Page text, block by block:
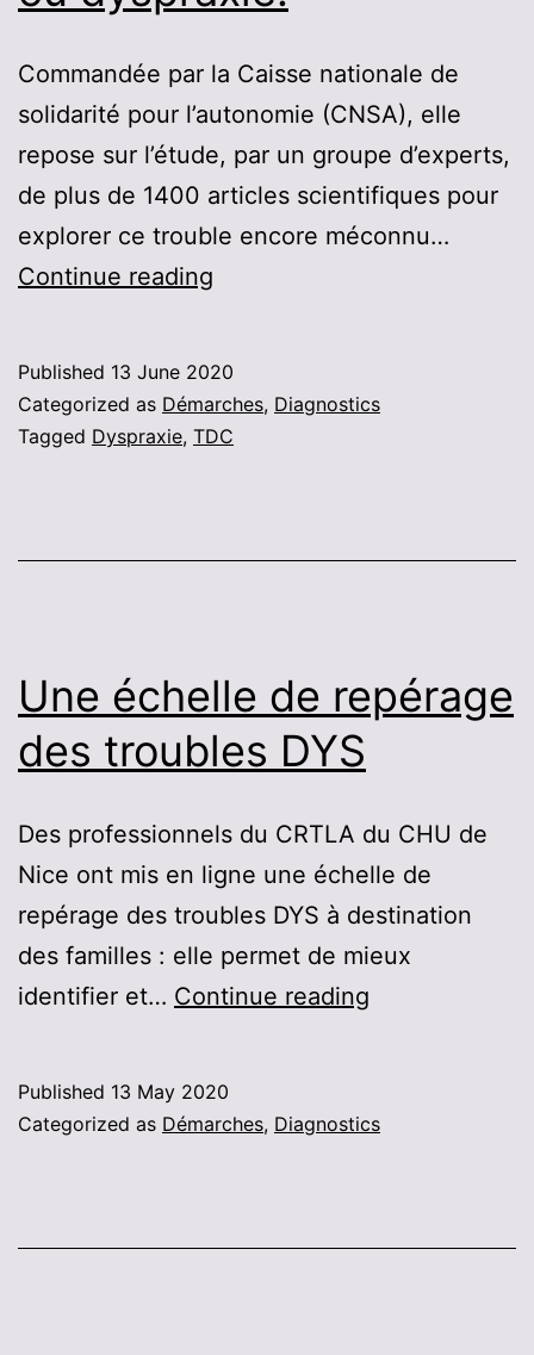
Commandée par la Caisse nationale de
solidarité pour l’autonomie (CNSA), elle
repose sur l’étude, par un groupe d’experts,
de plus de 1400 articles scientifiques pour
explorer ce trouble encore méconnu…
Continue reading
nouvelle
expertise
le
de
la
coordination
ou dyspraxie.
Published 13 June 2020
Categorized as Démarches, Diagnostics
Tagged Dyspraxie, TDC
Une échelle de repérage
des troubles DYS
Des professionnels du CRTLA du CHU de
Nice ont mis en ligne une échelle de
repérage des troubles DYS à destination
des familles : elle permet de mieux
identifier et… Continue reading
repérage
Published 13 May 2020
Categorized as Démarches, Diagnostics